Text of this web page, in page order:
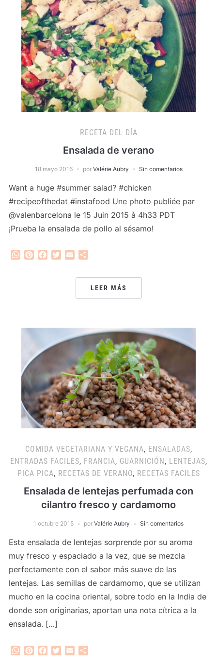
RECETA DEL DÍA
Ensalada de verano
18 mayo 2016 por Valérie Aubry Sin comentarios
Want a huge #summer salad? #chicken
#recipeofthedat #instafood Une photo publiée par
@valenbarcelona le 15 Juin 2015 à 4h33 PDT
¡Prueba la ensalada de pollo al sésamo!
WhatsApp
PinterestFacebook
Twitter
Email
LEER MÁS
COMIDA VEGETARIANA Y VEGANA, ENSALADAS,
ENTRADAS FACILES, FRANCIA, GUARNICIÓN, LENTEJAS,
PICA PICA, RECETAS DE VERANO, RECETAS FACILES
Ensalada de lentejas perfumada con
cilantro fresco y cardamomo
1 octubre 2015 por Valérie Aubry Sin comentarios
Esta ensalada de lentejas sorprende por su aroma
muy fresco y espaciado a la vez, que se mezcla
perfectamente con el sabor más suave de las
lentejas. Las semillas de cardamomo, que se utilizan
mucho en la cocina oriental, sobre todo en la India de
donde son originarias, aportan una nota cítrica a la
ensalada. […]
WhatsApp
PinterestFacebook
Twitter
Email